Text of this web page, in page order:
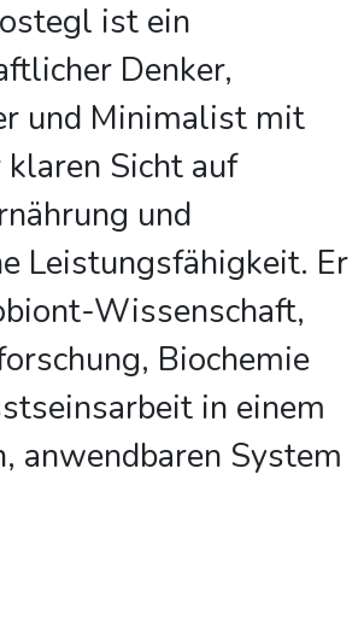
ist ein
Denker,
und Minimalist mit
klaren Sicht auf
und
Leistungsfähigkeit. Er
Wissenschaft,
Biochemie
in einem
anwendbaren System